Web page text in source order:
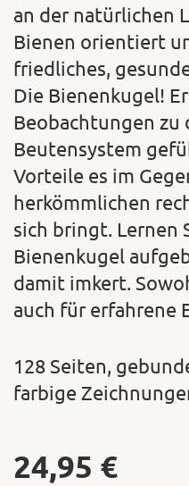
an der natürlichen
Bienen orientiert
friedliches,
Die Bienenkugel!
Beobachtungen zu
Beutensystem
Vorteile es im
herkömmlichen
sich bringt. Lernen
Bienenkugel
damit imkert.
auch für erfahrene
128 Seiten,
farbige
24,95 €